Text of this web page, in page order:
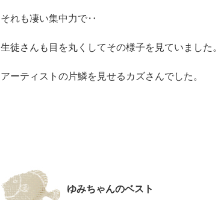
それも凄い集中力で‥
生徒さんも目を丸くしてその様子を見ていました。
アーティストの片鱗を見せるカズさんでした。
ゆみちゃんのベスト